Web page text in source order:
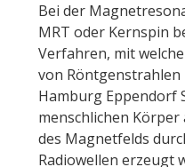
Bei der
MRT oder Kernspin
Verfahren, mit
von Röntgenstrahlen
Hamburg Eppendorf
menschlichen
des Magnetfelds
Radiowellen erzeugt